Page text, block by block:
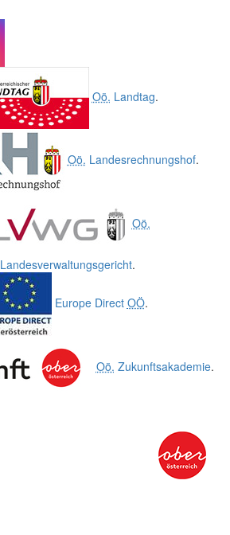
Oö. Landtag.
Oö. Landesrechnungshof.
Oö.
Landesverwaltungsgericht.
Europe Direct OÖ.
Oö. Zukunftsakademie.